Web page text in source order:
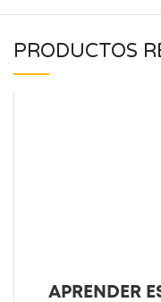
PRODUCTOS
APRENDER